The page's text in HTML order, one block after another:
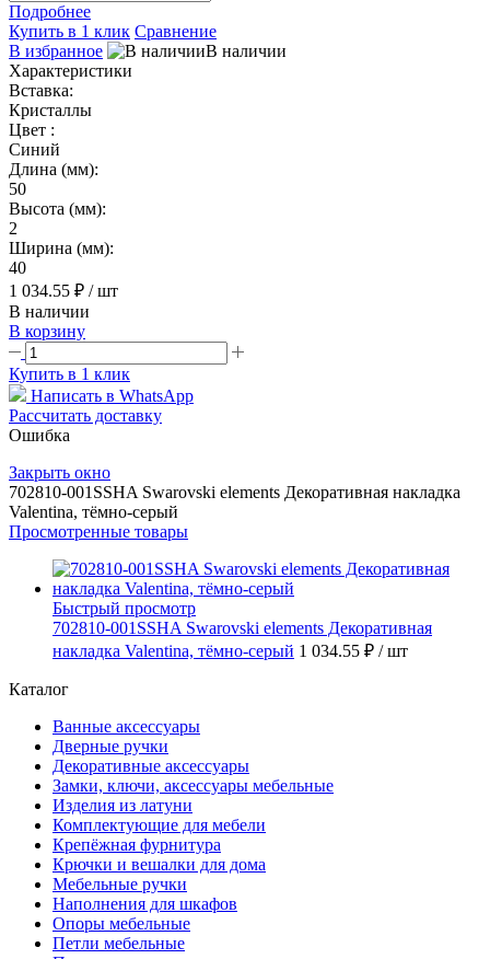
Подробнее
Купить в 1 клик Сравнение
В избранное
В наличии
Характеристики
Вставка:
Кристаллы
Цвет :
Синий
Длина (мм):
50
Высота (мм):
2
Ширина (мм):
40
1 034.55 ₽ / шт
В наличии
В корзину
Купить в 1 клик
Написать в WhatsApp
Рассчитать доставку
Ошибка
Закрыть окно
702810-001SSHA Swarovski elements Декоративная накладка
Valentina, тёмно-серый
Просмотренные товары
Быстрый просмотр
702810-001SSHA Swarovski elements Декоративная
накладка Valentina, тёмно-серый 1 034.55 ₽ / шт
Каталог
Ванные аксессуары
Дверные ручки
Декоративные аксессуары
Замки, ключи, аксессуары мебельные
Изделия из латуни
Комплектующие для мебели
Крепёжная фурнитура
Крючки и вешалки для дома
Мебельные ручки
Наполнения для шкафов
Опоры мебельные
Петли мебельные